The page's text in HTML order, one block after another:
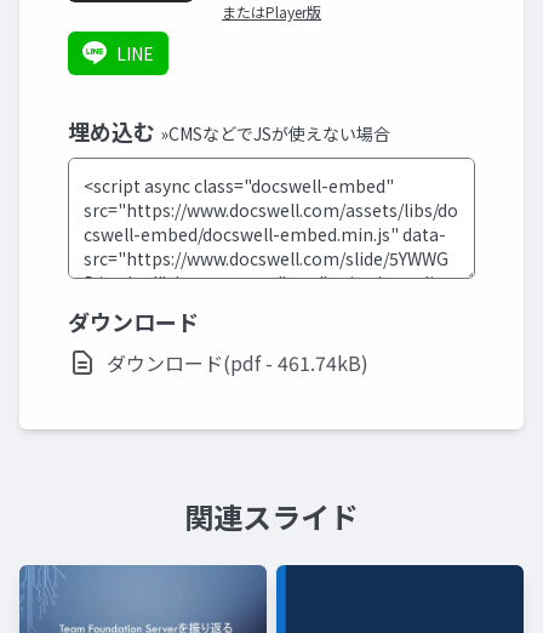
またはPlayer版
LINE
埋め込む »CMSなどでJSが使えない場合
ダウンロード
ダウンロード(pdf - 461.74kB)
関連スライド